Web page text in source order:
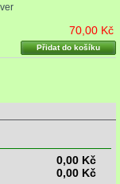
70,00 Kč
Přidat do košíku
0,00 Kč
0,00 Kč